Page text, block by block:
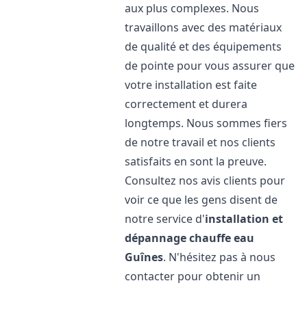
aux plus complexes. Nous
travaillons avec des matériaux
de qualité et des équipements
de pointe pour vous assurer que
votre installation est faite
correctement et durera
longtemps. Nous sommes fiers
de notre travail et nos clients
satisfaits en sont la preuve.
Consultez nos avis clients pour
voir ce que les gens disent de
notre service d'installation et
dépannage chauffe eau
Guînes. N'hésitez pas à nous
contacter pour obtenir un